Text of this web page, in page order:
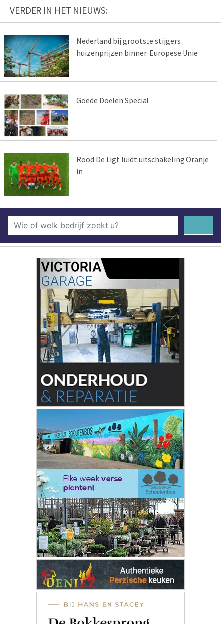
VERDER IN HET NIEUWS:
Nederland bij grootste stijgers
huizenprijzen binnen Europese Unie
Goede Doelen Special
Rood De Ligt luidt uitschakeling Oranje
in